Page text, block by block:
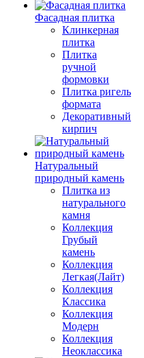
Фасадная плитка
Клинкерная
плитка
Плитка
ручной
формовки
Плитка ригель
формата
Декоративный
кирпич
Натуральный
природный камень
Плитка из
натурального
камня
Коллекция
Грубый
камень
Коллекция
Легкая(Лайт)
Коллекция
Классика
Коллекция
Модерн
Коллекция
Неоклассика